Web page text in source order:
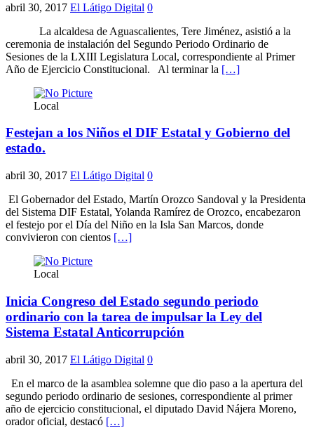
abril 30, 2017 El Látigo Digital 0
La alcaldesa de Aguascalientes, Tere Jiménez, asistió a la
ceremonia de instalación del Segundo Periodo Ordinario de
Sesiones de la LXIII Legislatura Local, correspondiente al Primer
Año de Ejercicio Constitucional. Al terminar la […]
Local
Festejan a los Niños el DIF Estatal y Gobierno del
estado.
abril 30, 2017 El Látigo Digital 0
El Gobernador del Estado, Martín Orozco Sandoval y la Presidenta
del Sistema DIF Estatal, Yolanda Ramírez de Orozco, encabezaron
el festejo por el Día del Niño en la Isla San Marcos, donde
convivieron con cientos […]
Local
Inicia Congreso del Estado segundo periodo
ordinario con la tarea de impulsar la Ley del
Sistema Estatal Anticorrupción
abril 30, 2017 El Látigo Digital 0
En el marco de la asamblea solemne que dio paso a la apertura del
segundo periodo ordinario de sesiones, correspondiente al primer
año de ejercicio constitucional, el diputado David Nájera Moreno,
orador oficial, destacó […]